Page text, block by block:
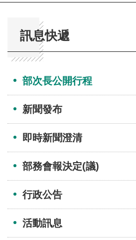
訊息快遞
部次長公開行程
新聞發布
即時新聞澄清
部務會報決定(議)
行政公告
活動訊息